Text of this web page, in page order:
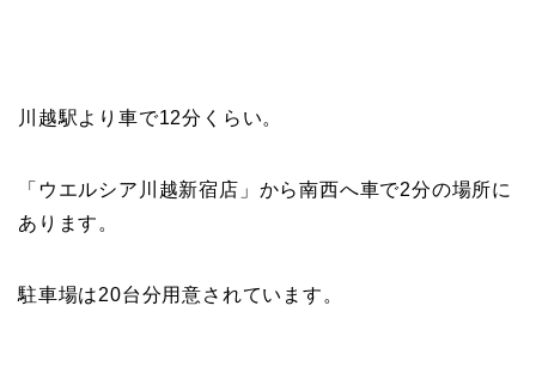
川越駅より車で12分くらい。
「ウエルシア川越新宿店」から南西へ車で2分の場所に
あります。
駐車場は20台分用意されています。